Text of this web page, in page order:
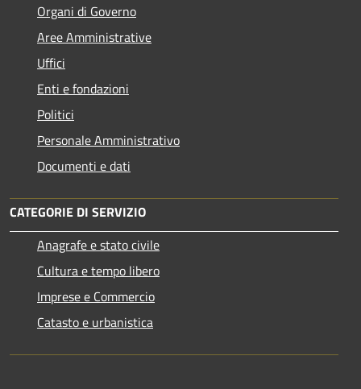
Organi di Governo
Aree Amministrative
Uffici
Enti e fondazioni
Politici
Personale Amministrativo
Documenti e dati
CATEGORIE DI SERVIZIO
Anagrafe e stato civile
Cultura e tempo libero
Imprese e Commercio
Catasto e urbanistica